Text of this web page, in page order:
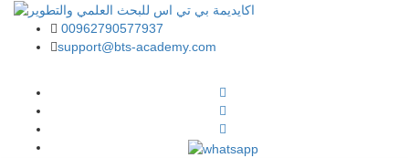
00962790577937
support@bts-academy.com